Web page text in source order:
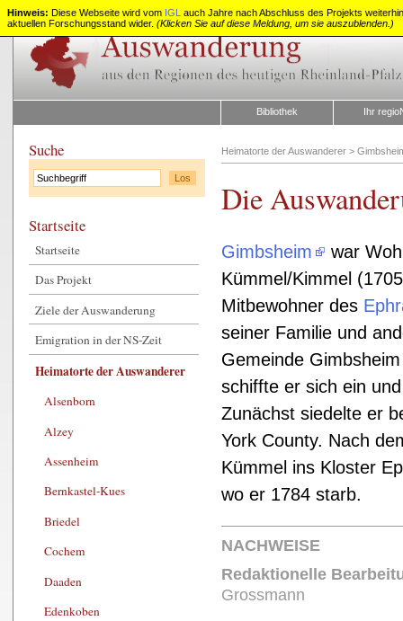
Auswanderung
aus
Rheinland-
Pfalz
Bibliothek Ihr
Suche
Startseite
Startseite
Das Projekt
Ziele der Auswanderung
Emigration in der NS-Zeit
Heimatorte der Auswanderer
Alsenborn
Alzey
Assenheim
Bernkastel-Kues
Briedel
Cochem
Daaden
Edenkoben
Heimatorte der Auswanderer >
Die
Gimbsheim
war
Kümmel/Kimmel
Mitbewohner des
seiner Familie und
Gemeinde
schiffte er sich ein
Zunächst siedelte er
York County. Nach
Kümmel ins Kloster
wo er 1784 starb.
NACHWEISE
Redaktionelle
Grossmann
Hinweis: Diese Webseite wird vom IGL auch Jahre nach Abschluss des Projekts
aktuellen Forschungsstand wider. (Klicken Sie auf diese Meldung, um sie auszublenden.)